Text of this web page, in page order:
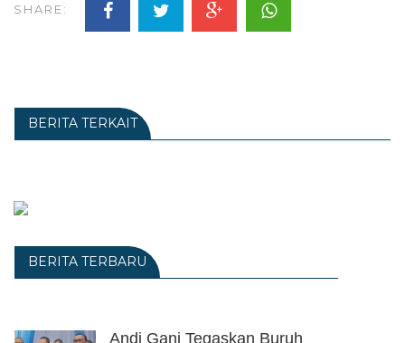
SHARE:
BERITA TERKAIT
BERITA TERBARU
Andi Gani Tegaskan Buruh